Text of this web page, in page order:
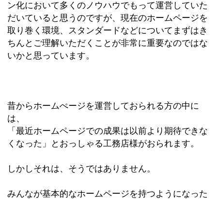
ン化において多くのノウハウでもって運営していた
だいていると思うのですが、現在のホームページを
取り巻く環境、スタンダードなどについてまずはき
ちんとご理解いただくことが非常に重要なのではな
いかと思っています。
昔からホームぺージを運営しておられる方の中に
は、
「最近ホームページでの成果は以前より期待できな
くなった」とおっしゃる工務店様がおられます。
しかしそれは、そうではありません。
みんなが基本的なホームページを持つようになった